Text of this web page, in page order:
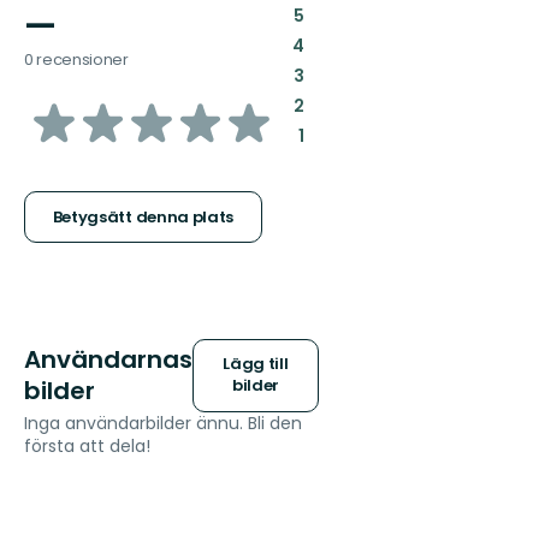
—
0 recensioner
av
stjärnor
Betygsätt denna plats
5:
4:
3:
2:
1:
Användarnas
bilder
Lägg till
bilder
Inga användarbilder ännu. Bli den
första att dela!